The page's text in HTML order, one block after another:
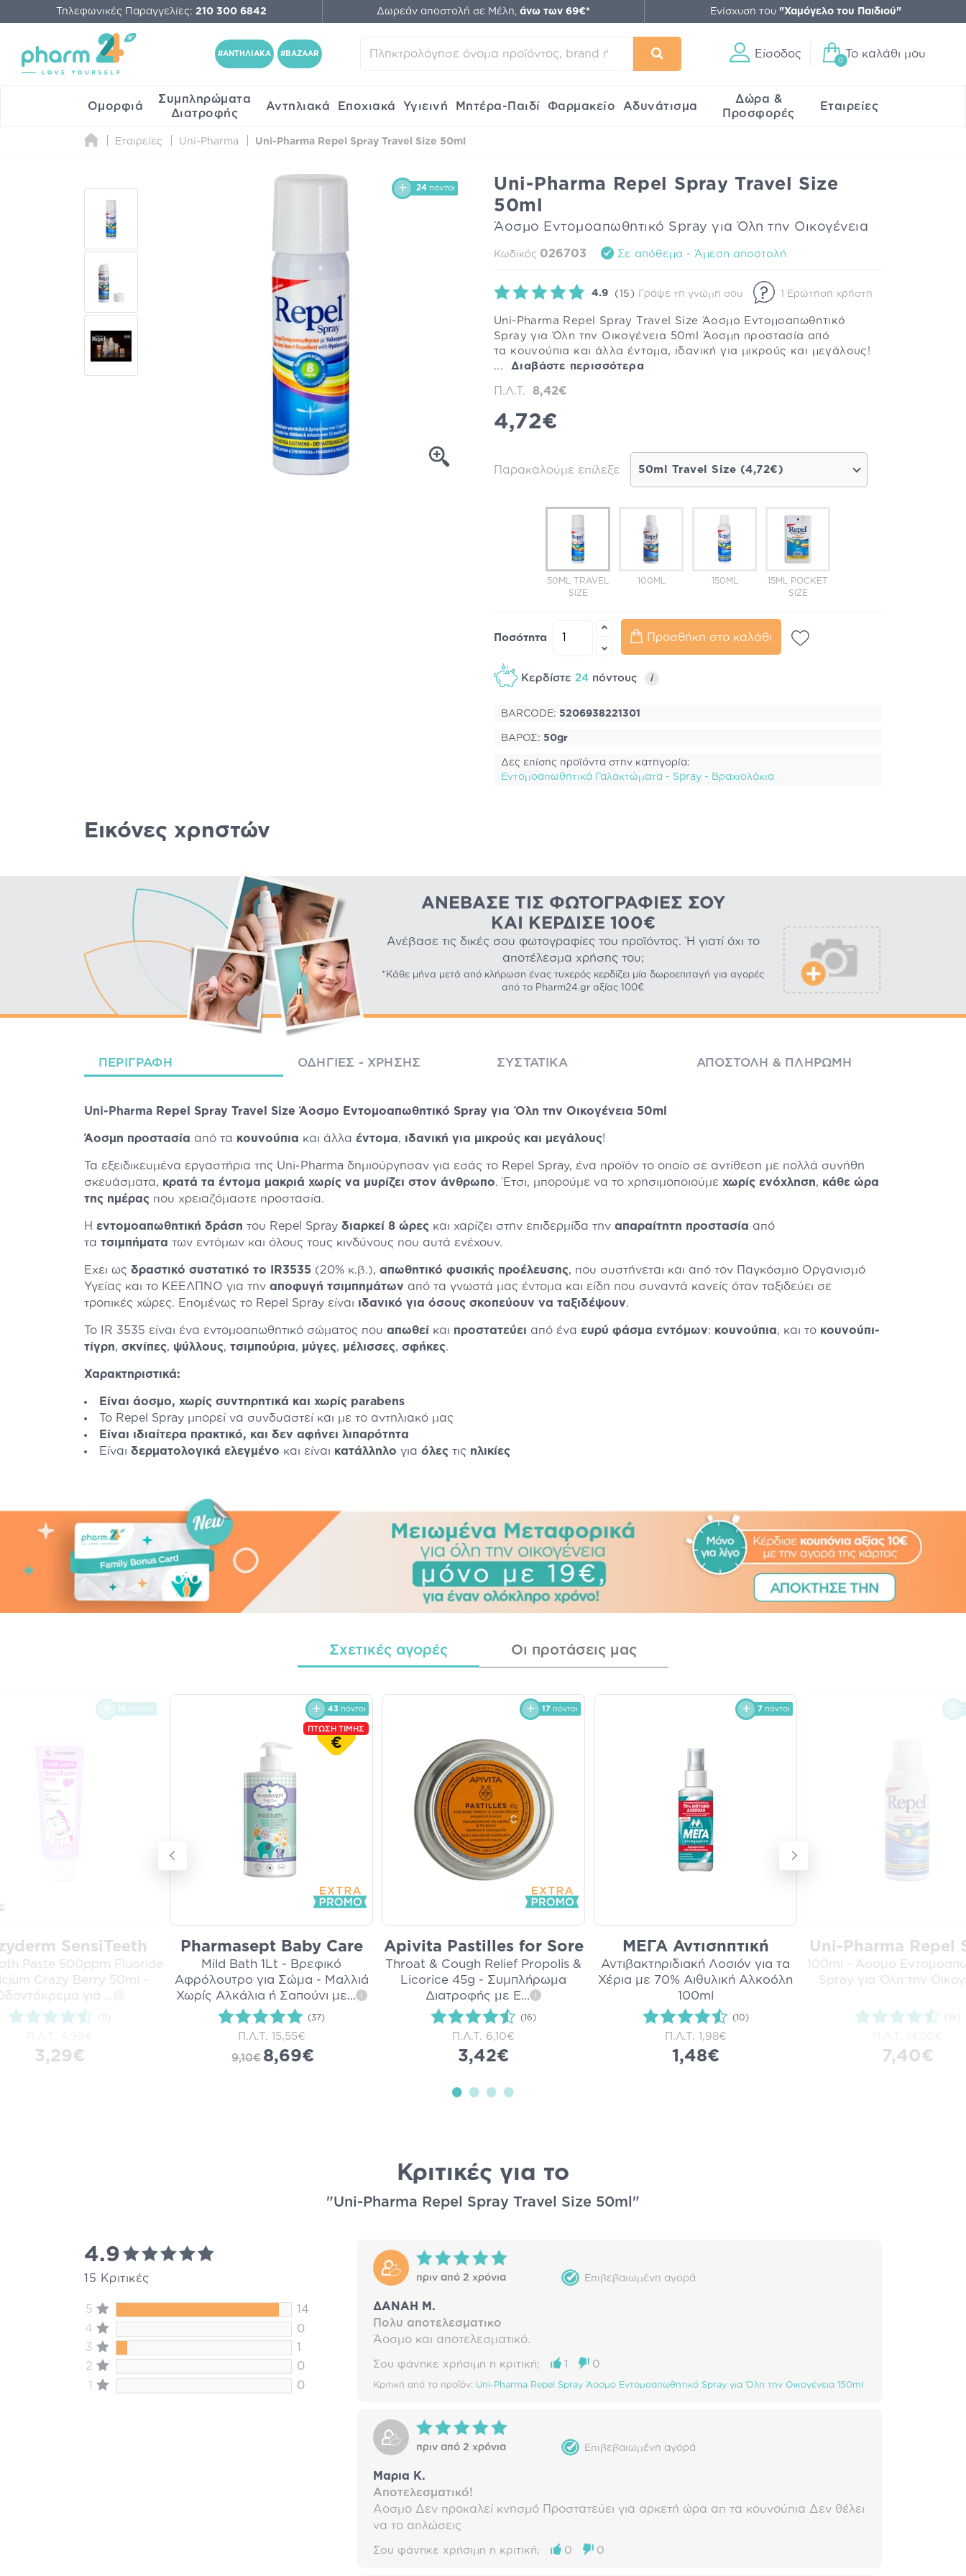
Τηλεφωνικές Παραγγελίες: 210 300 6842 Δωρεάν αποστολή σε Μέλη, άνω των 69€* Ενίσχυση του "Χαμόγελο του Παιδιού"
#ΑΝΤΗΛΙΑΚΑ #BAZAAR Είσοδος
0
Το καλάθι μου
Ομορφιά
Συμπληρώματα
Διατροφής
Αντηλιακά Εποχιακά Υγιεινή Μητέρα-Παιδί Φαρμακείο Αδυνάτισμα
Δώρα &
Προσφορές
Εταιρείες
Εταιρείες Uni-Pharma Uni-Pharma Repel Spray Travel Size 50ml
24 πόντοι
Uni-Pharma Repel Spray Travel Size
50ml
Άοσμο Εντομοαπωθητικό Spray για Όλη την Οικογένεια
Κωδικός 026703 Σε απόθεμα - Άμεση αποστολή
4.9 (15) Γράψε τη γνώμη σου 1 Ερώτηση χρήστη
Uni-Pharma Repel Spray Travel Size Άοσμο Εντομοαπωθητικό
Spray για Όλη την Οικογένεια 50ml Άοσμη προστασία από
τα κουνούπια και άλλα έντομα, ιδανική για μικρούς και μεγάλους!
... Διαβάστε περισσότερα
Π.Λ.Τ. 8,42€
4,72€
Παρακαλούμε επίλεξε 50ml Travel Size (4,72€)
50ML TRAVEL
SIZE
100ML 150ML
15ML POCKET
SIZE
Ποσότητα Προσθήκη στο καλάθι
Κερδίστε 24 πόντους i
BARCODE: 5206938221301
ΒΑΡΟΣ: 50gr
Δες επίσης προϊόντα στην κατηγορία:
Εντομοαπωθητικά Γαλακτώματα - Spray - Βραχιολάκια
Εικόνες χρηστών
ΑΝΈΒΑΣΕ ΤΙΣ ΦΩΤΟΓΡΑΦΊΕΣ ΣΟΥ
ΚΑΙ ΚΈΡΔΙΣΕ 100€
Ανέβασε τις δικές σου φωτογραφίες του προϊόντος. Ή γιατί όχι το
αποτέλεσμα χρήσης του;
*Κάθε μήνα μετά από κλήρωση ένας τυχερός κερδίζει μία δωροεπιταγή για αγορές
από το Pharm24.gr αξίας 100€
ΠΕΡΙΓΡΑΦΉ ΟΔΗΓΊΕΣ - ΧΡΉΣΗΣ ΣΥΣΤΑΤΙΚΆ ΑΠΟΣΤΟΛΉ & ΠΛΗΡΩΜΉ
Uni-Pharma Repel Spray Travel Size Άοσμο Εντομοαπωθητικό Spray για Όλη την Οικογένεια 50ml
Άοσμη προστασία από τα κουνούπια και άλλα έντομα, ιδανική για μικρούς και μεγάλους!
Τα εξειδικευμένα εργαστήρια της Uni-Pharma δημιούργησαν για εσάς το Repel Spray, ένα προϊόν το οποίο σε αντίθεση με πολλά συνήθη
σκευάσματα, κρατά τα έντομα μακριά χωρίς να μυρίζει στον άνθρωπο. Έτσι, μπορούμε να το χρησιμοποιούμε χωρίς ενόχληση, κάθε ώρα
της ημέρας που χρειαζόμαστε προστασία.
Η εντομοαπωθητική δράση του Repel Spray διαρκεί 8 ώρες και χαρίζει στην επιδερμίδα την απαραίτητη προστασία από
τα τσιμπήματα των εντόμων και όλους τους κινδύνους που αυτά ενέχουν.
Έχει ως δραστικό συστατικό το IR3535 (20% κ.β.), απωθητικό φυσικής προέλευσης, που συστήνεται και από τον Παγκόσμιο Οργανισμό
Υγείας και το ΚΕΕΛΠΝΟ για την αποφυγή τσιμπημάτων από τα γνωστά μας έντομα και είδη που συναντά κανείς όταν ταξιδεύει σε
τροπικές χώρες. Επομένως το Repel Spray είναι ιδανικό για όσους σκοπεύουν να ταξιδέψουν.
Το IR 3535 είναι ένα εντομοαπωθητικό σώματος που απωθεί και προστατεύει από ένα ευρύ φάσμα εντόμων: κουνούπια, και το κουνούπι-
τίγρη, σκνίπες, ψύλλους, τσιμπούρια, μύγες, μέλισσες, σφήκες.
Χαρακτηριστικά:
Eίναι άοσμο, χωρίς συντηρητικά και χωρίς parabens
Το Repel Spray μπορεί να συνδυαστεί και με το αντηλιακό μας
Είναι ιδιαίτερα πρακτικό, και δεν αφήνει λιπαρότητα
Eίναι δερματολογικά ελεγμένο και είναι κατάλληλο για όλες τις ηλικίες
Σχετικές αγορές Οι προτάσεις μας
16 πόντοι
SensiTeeth
Paste 500ppm Fluoride
Crazy Berry 50ml -
για
(11)
3,29€
43 πόντοι
ΠΤΩΣΗ ΤΙΜΗΣ
€
Pharmasept Baby Care
Mild Bath 1Lt - Βρεφικό
Αφρόλουτρο για Σώμα - Μαλλιά
Χωρίς Αλκάλια ή Σαπούνι με... i
(37)
Π.Λ.Τ. 15,55€
9,10€ 8,69€
17 πόντοι
Apivita Pastilles for Sore
Throat & Cough Relief Propolis &
Licorice 45g - Συμπλήρωμα
Διατροφής με Ε... i
(16)
Π.Λ.Τ. 6,10€
3,42€
7 πόντοι
ΜΕΓΑ Αντισηπτική
Αντιβακτηριδιακή Λοσιόν για τα
Χέρια με 70% Αιθυλική Αλκοόλη
100ml
(10)
Π.Λ.Τ. 1,98€
1,48€
Uni-Pharma Repel
100ml - Άοσμο
Spray για Όλη την
(16)
7,40€
Κριτικές για το
"Uni-Pharma Repel Spray Travel Size 50ml"
4.9
15 Κριτικές
5
14
4
0
3
1
2
0
1
0
πριν από 2 χρόνια Επιβεβαιωμένη αγορά
ΔΑΝΑΗ Μ.
Πολυ αποτελεσματικο
Άοσμο και αποτελεσματικό.
Σου φάνηκε χρήσιμη η κριτική; 1 0
Κριτική από το προϊόν: Uni-Pharma Repel Spray Άοσμο Εντομοαπωθητικό Spray για Όλη την Οικογένεια 150ml
πριν από 2 χρόνια Επιβεβαιωμένη αγορά
Μαρια Κ.
Αποτελεσματικό!
Αοσμο Δεν προκαλεί κνησμό Προστατεύει για αρκετή ώρα απ τα κουνούπια Δεν θέλει
να το απλώσεις
Σου φάνηκε χρήσιμη η κριτική; 0 0